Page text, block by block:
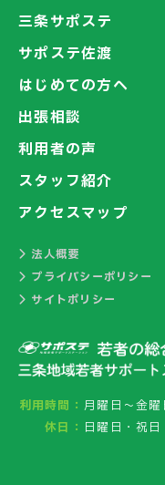
利用時間： 月曜日～金
休日： 日曜日・祝
三条サポステ
サポステ佐渡
はじめての方へ
出張相談
利用者の声
スタッフ紹介
アクセスマップ
法人概要
プライバシーポリシー
サイトポリシー